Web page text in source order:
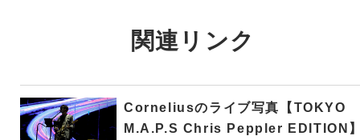
関連リンク
Corneliusのライブ写真【TOKYO
M.A.P.S Chris Peppler EDITION